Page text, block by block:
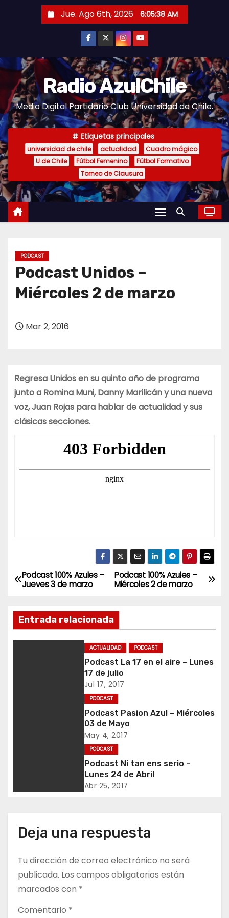
a
l
c
o
n
t
e
n
d
Jue. Ago 6th, 2026 6:05:40 AM
Radio AzulChile
Medio Digital Partidario Club Universidad de Chile.
Etiquetas principales
universidad de chile actualidad
Cuadro mágico
U de Chile
Fútbol Femenino
Fútbol Formativo
Torneo de Clausura
PODCAST
Podcast Unidos –
Miércoles 2 de marzo
Mar 2, 2016
Regresa Unidos en su quinto año de programa
junto a Romina Muni, Danny Marilicán y una nueva
voz, Juan Rojas para hablar de actualidad y sus
clásicas secciones.
N
v
e
d
e
n
t
r
Podcast 100% Azules –
Miércoles 2 de marzo
Podcast 100% Azules –
Jueves 3 de marzo
Entrada relacionada
ACTUALIDAD PODCAST
Podcast La 17 en el aire – Lunes
17 de julio
Jul 17, 2017
PODCAST
Podcast Pasion Azul – Miércoles
03 de Mayo
May 4, 2017
PODCAST
Podcast Ni tan ens serio –
Lunes 24 de Abril
Abr 25, 2017
Deja una respuesta
Tu dirección de correo electrónico no será
publicada. Los campos obligatorios están
marcados con *
Comentario *